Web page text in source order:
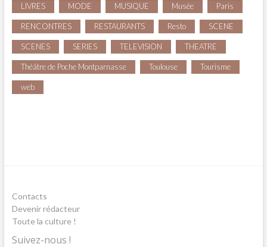
LIVRES MODE MUSIQUE Musée Paris
RENCONTRES RESTAURANTS Resto SCENE
SCENES SERIES TELEVISION THEATRE
Théâtre de Poche Montparnasse Toulouse Tourisme
web
Contacts
Devenir rédacteur
Toute la culture !
Suivez-nous !